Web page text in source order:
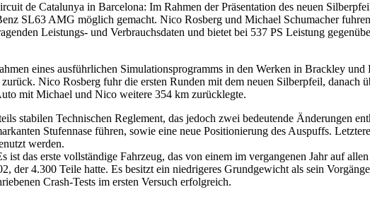
de Catalunya in Barcelona: Im Rahmen der Präsentation des neuen
SL63 AMG möglich gemacht. Nico Rosberg und Michael Schumacher
Leistungs- und Verbrauchsdaten und bietet bei 537 PS Leistung
eines ausführlichen Simulationsprogramms in den Werken in Brackley
Nico Rosberg fuhr die ersten Runden mit dem neuen Silberpfeil, danach
mit Michael und Nico weitere 354 km zurücklegte.
stabilen Technischen Reglement, das jedoch zwei bedeutende Änderungen
Stufennase führen, sowie eine neue Positionierung des Auspuffs.
werden.
das erste vollständige Fahrzeug, das von einem im vergangenen Jahr auf
der 4.300 Teile hatte. Es besitzt ein niedrigeres Grundgewicht als sein
Crash-Tests im ersten Versuch erfolgreich.